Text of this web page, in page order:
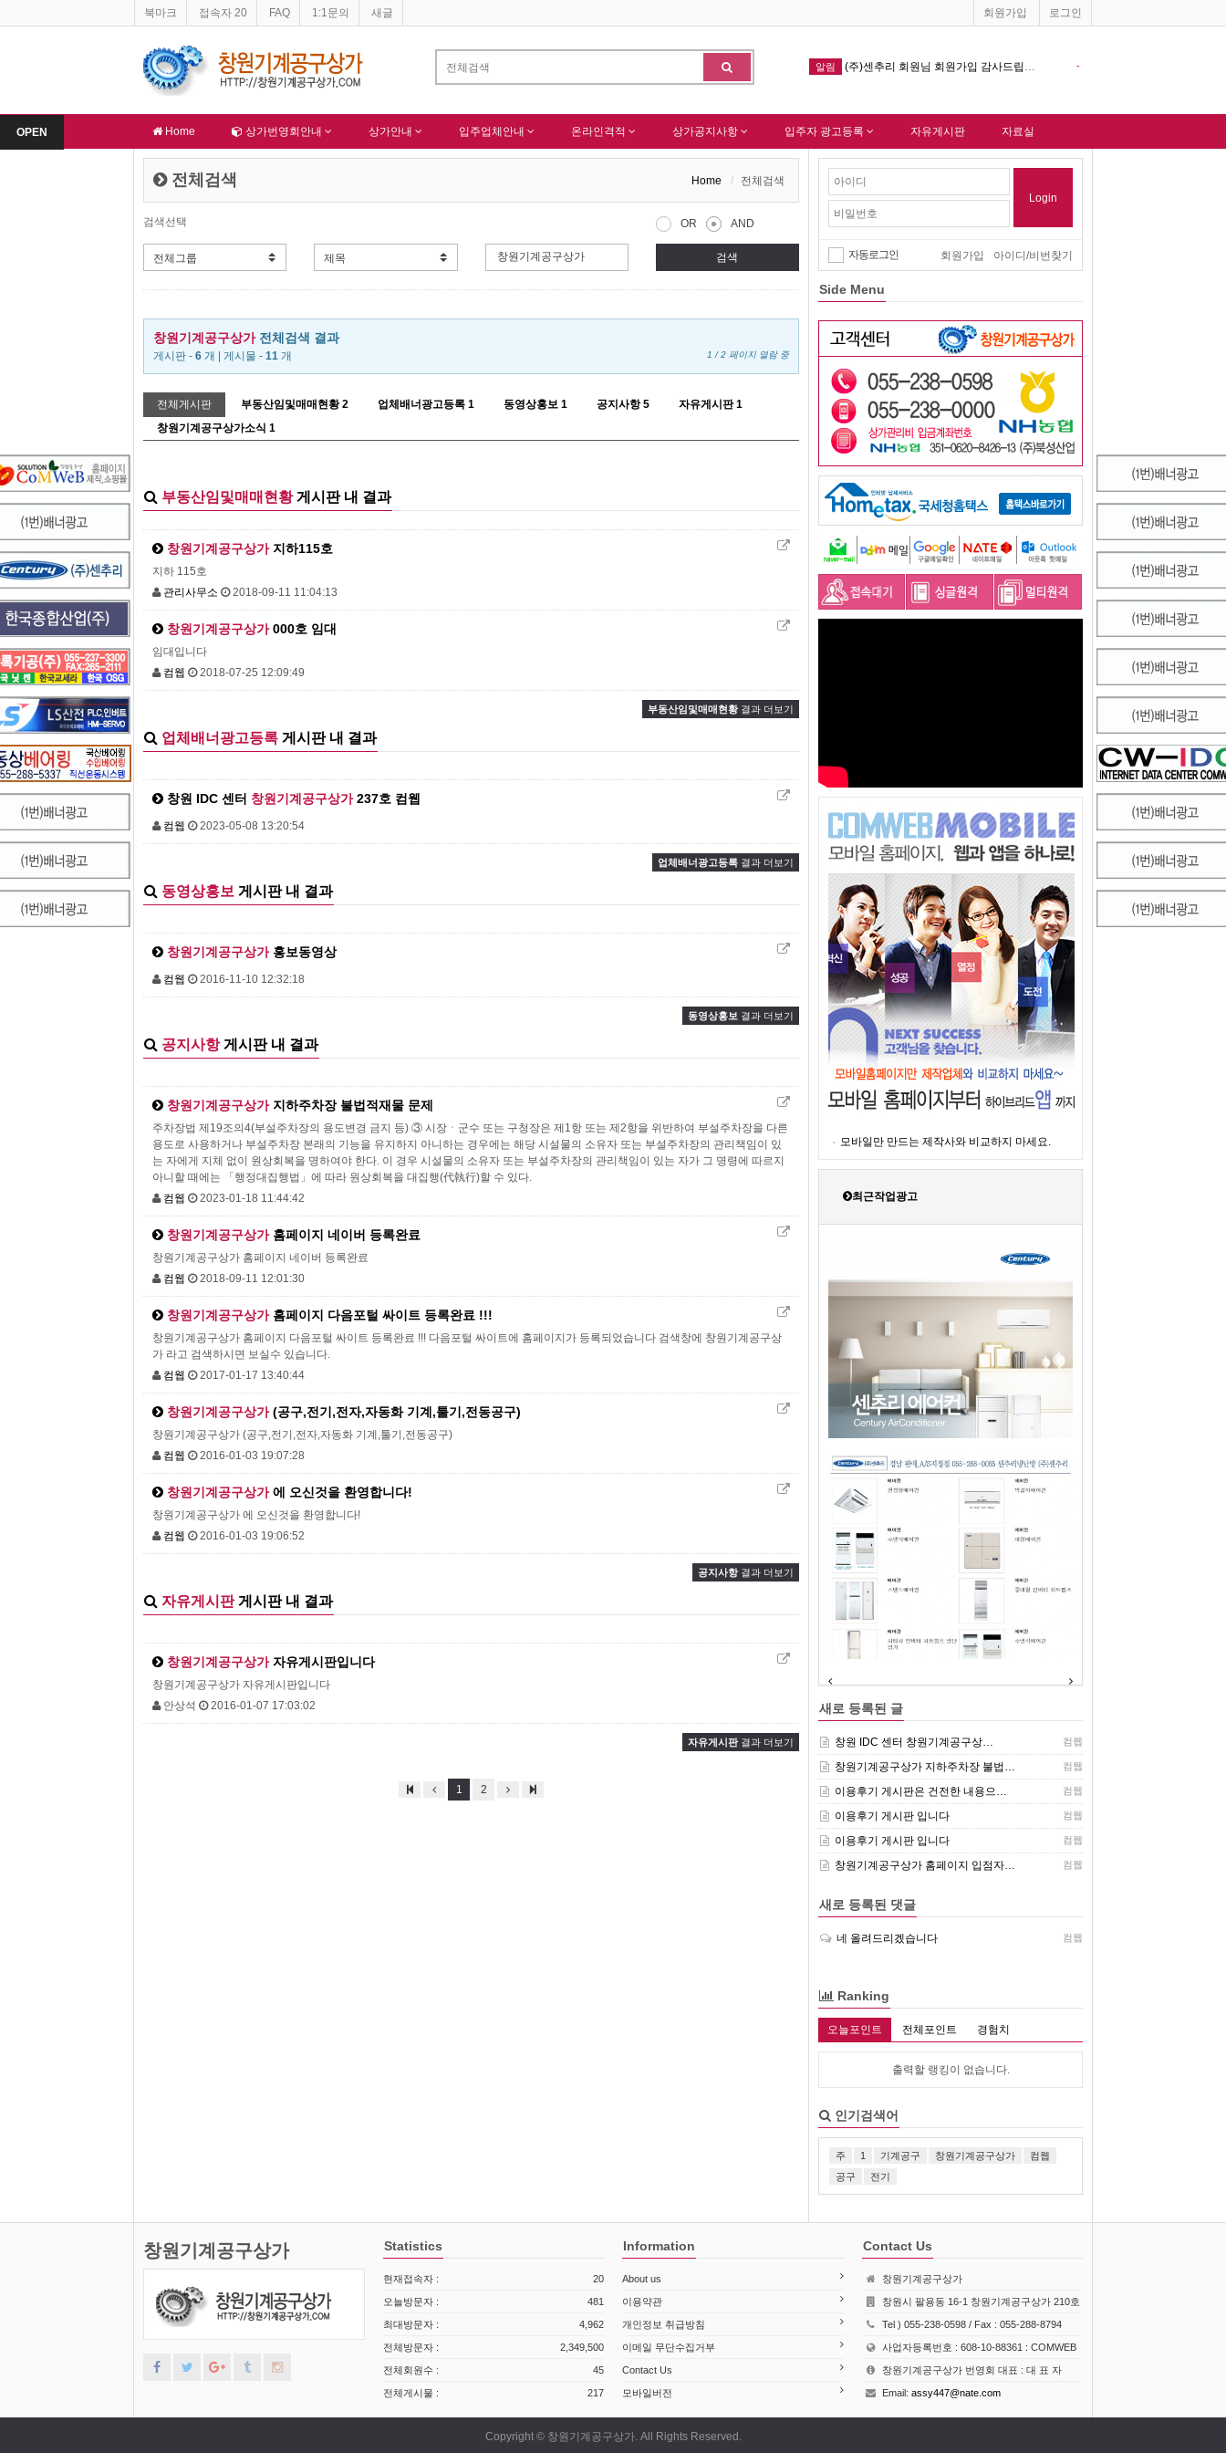
OPEN
북마크 접속자 20 FAQ 1:1문의 새글 회원가입 로그인
창원기계공구상가 홈페이지 네이버 등록완료 - 알림 한국종합산업(주) 회원님 가입을 축하드립니다 ! (주)센추리 회원님 회원가입 감사드립니다. - 알림 창원기계공구상가 홈페이지 다음포털 싸이트 등록완료 !!!
Home 상가번영회안내 상가안내 입주업체안내 온라인격적 상가공지사항 입주자 광고등록 자유게시판 자료실
전체검색 Home 전체검색
검색선택 OR AND
검색
창원기계공구상가전체검색 결과
게시판 - 6 개 | 게시물 - 11 개 1 / 2 페이지 열람 중
전체게시판 부동산임및매매현황 2 업체배너광고등록 1 동영상홍보 1 공지사항 5 자유게시판 1
창원기계공구상가소식 1
부동산임및매매현황게시판 내 결과
창원기계공구상가지하115호
지하 115호
관리사무소
2018-09-11 11:04:13
창원기계공구상가000호 임대
임대입니다
컴웹
2018-07-25 12:09:49
부동산임및매매현황결과 더보기
업체배너광고등록 게시판 내 결과
창원 IDC 센터 창원기계공구상가237호 컴웹
컴웹 2023-05-08 13:20:54
업체배너광고등록 결과 더보기
동영상홍보 게시판 내 결과
창원기계공구상가홍보동영상
컴웹 2016-11-10 12:32:18
동영상홍보 결과 더보기
공지사항게시판 내 결과
창원기계공구상가지하주차장 불법적재물 문제
주차장법 제19조의4(부설주차장의 용도변경 금지 등) ③ 시장ㆍ군수 또는 구청장은 제1항 또는 제2항을 위반하여 부설주차장을 다른
용도로 사용하거나 부설주차장 본래의 기능을 유지하지 아니하는 경우에는 해당 시설물의 소유자 또는 부설주차장의 관리책임이 있
는 자에게 지체 없이 원상회복을 명하여야 한다. 이 경우 시설물의 소유자 또는 부설주차장의 관리책임이 있는 자가 그 명령에 따르지
아니할 때에는 「행정대집행법」에 따라 원상회복을 대집행(代執行)할 수 있다.
컴웹
2023-01-18 11:44:42
창원기계공구상가홈페이지 네이버 등록완료
창원기계공구상가 홈페이지 네이버 등록완료
컴웹
2018-09-11 12:01:30
창원기계공구상가홈페이지 다음포털 싸이트 등록완료 !!!
창원기계공구상가 홈페이지 다음포털 싸이트 등록완료 !!! 다음포털 싸이트에 홈페이지가 등록되었습니다 검색창에 창원기계공구상
가 라고 검색하시면 보실수 있습니다.
컴웹
2017-01-17 13:40:44
창원기계공구상가(공구,전기,전자,자동화 기계,툴기,전동공구)
창원기계공구상가 (공구,전기,전자,자동화 기계,툴기,전동공구)
컴웹
2016-01-03 19:07:28
창원기계공구상가에 오신것을 환영합니다!
창원기계공구상가 에 오신것을 환영합니다!
컴웹
2016-01-03 19:06:52
공지사항 결과 더보기
자유게시판게시판 내 결과
창원기계공구상가자유게시판입니다
창원기계공구상가 자유게시판입니다
안상석
2016-01-07 17:03:02
자유게시판결과 더보기
1 2
Login
자동로그인 아이디/비번찾기
회원가입
Side Menu
모바일만 만드는 제작사와 비교하지 마세요.
최근작업광고
새로 등록된 글
창원 IDC 센터 창원기계공구상… 컴웹
창원기계공구상가 지하주차장 불법… 컴웹
이용후기 게시판은 건전한 내용으… 컴웹
이용후기 게시판 입니다 컴웹
이용후기 게시판 입니다 컴웹
창원기계공구상가 홈페이지 입점자… 컴웹
새로 등록된 댓글
네 올려드리겠습니다 컴웹
Ranking
오늘포인트 전체포인트 경험치
출력할 랭킹이 없습니다.
인기검색어
주 1 기계공구 창원기계공구상가
컴웹
공구
전기
창원기계공구상가 Statistics
현재접속자 : 20
오늘방문자 : 481
최대방문자 : 4,962
전체방문자 : 2,349,500
전체회원수 : 45
전체게시물 : 217
Information
About us
이용약관
개인정보 취급방침
이메일 무단수집거부
Contact Us
모바일버전
Contact Us
창원기계공구상가
창원시 팔용동 16-1 창원기계공구상가 210호
Tel ) 055-238-0598 / Fax : 055-288-8794
사업자등록번호 : 608-10-88361 : COMWEB
창원기계공구상가 번영회 대표 : 대 표 자
Email: assy447@nate.com
Copyright © 창원기계공구상가. All Rights Reserved.